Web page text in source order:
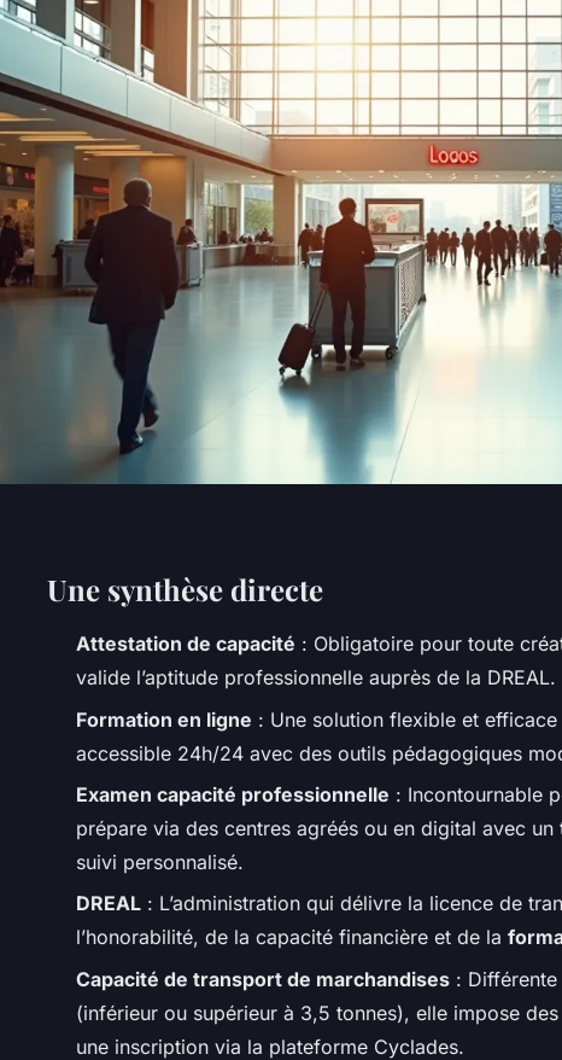
Une synthèse directe
Attestation de capacité : Obligatoire pour toute
valide l’aptitude professionnelle auprès de la DREAL.
Formation en ligne : Une solution flexible et efficace
accessible 24h/24 avec des outils pédagogiques
Examen capacité professionnelle : Incontournable
prépare via des centres agréés ou en digital avec
suivi personnalisé.
DREAL : L’administration qui délivre la licence de
l’honorabilité, de la capacité financière et de la
Capacité de transport de marchandises :
(inférieur ou supérieur à 3,5 tonnes), elle impose
une inscription via la plateforme Cyclades.